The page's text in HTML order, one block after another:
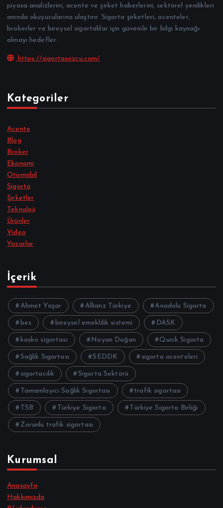
piyasa analizlerini, acente ve şirket haberlerini, sektörel yenilikleri
anında okuyucularına ulaştırır. Sigorta şirketleri, acenteler,
brokerler ve bireysel sigortalılar için güvenilir bir bilgi kaynağı
olmayı hedefler.
https://sigortasozcu.com/
Kategoriler
Acente
Blog
Broker
Ekonomi
Otomobil
Sigorta
Şirketler
Teknoloji
Ürünler
Video
Yazarlar
İçerik
Ahmet Yaşar Allianz Türkiye Anadolu Sigorta
bes bireysel emeklilik sistemi DASK
kasko sigortası Noyan Doğan Quick Sigorta
Sağlık Sigortası SEDDK sigorta acenteleri
sigortacılık Sigorta Sektörü
Tamamlayıcı Sağlık Sigortası trafik sigortası
TSB Türkiye Sigorta Türkiye Sigorta Birliği
Zorunlu trafik sigortası
Kurumsal
Anasayfa
Hakkımızda